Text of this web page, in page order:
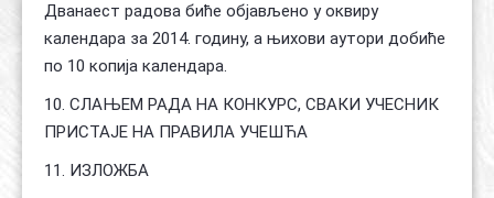
Дванаест радова биће објављено у оквиру
календара за 2014. годину, а њихови аутори добиће
по 10 копија календара.
10. СЛАЊЕМ РАДА НА КОНКУРС, СВАКИ УЧЕСНИК
ПРИСТАЈЕ НА ПРАВИЛА УЧЕШЋА
11. ИЗЛОЖБА